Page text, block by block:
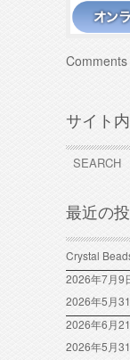
サイト
最近の
Crystal
2026年7月9
2026年5月
2026年6月
2026年5月